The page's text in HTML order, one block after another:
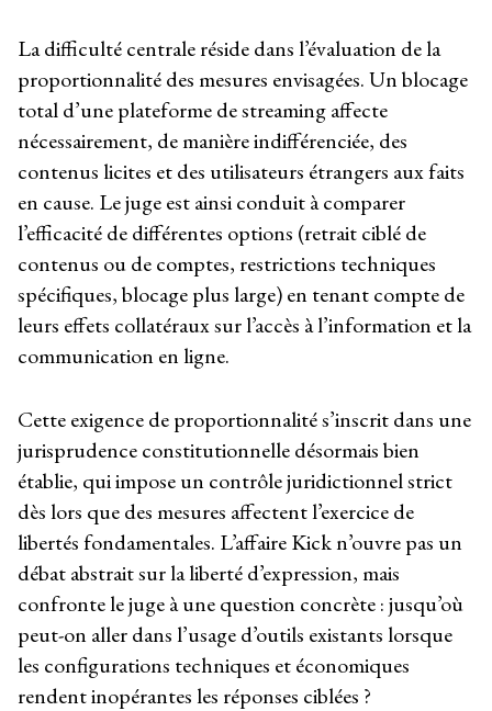
La difficulté centrale réside dans l’évaluation de la
proportionnalité des mesures envisagées. Un blocage
total d’une plateforme de streaming affecte
nécessairement, de manière indifférenciée, des
contenus licites et des utilisateurs étrangers aux faits
en cause. Le juge est ainsi conduit à comparer
l’efficacité de différentes options (retrait ciblé de
contenus ou de comptes, restrictions techniques
spécifiques, blocage plus large) en tenant compte de
leurs effets collatéraux sur l’accès à l’information et la
communication en ligne.
Cette exigence de proportionnalité s’inscrit dans une
jurisprudence constitutionnelle désormais bien
établie, qui impose un contrôle juridictionnel strict
dès lors que des mesures affectent l’exercice de
libertés fondamentales. L’affaire Kick n’ouvre pas un
débat abstrait sur la liberté d’expression, mais
confronte le juge à une question concrète : jusqu’où
peut-on aller dans l’usage d’outils existants lorsque
les configurations techniques et économiques
rendent inopérantes les réponses ciblées ?